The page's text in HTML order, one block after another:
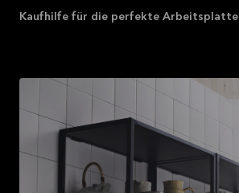
Kaufhilfe für die perfekte Arbeitsplatte